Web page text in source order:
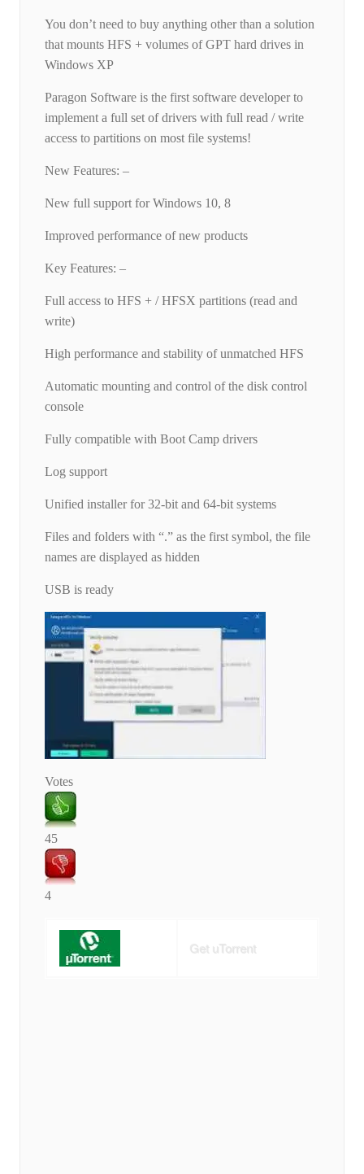
You don’t need to buy anything other than a solution
that mounts HFS + volumes of GPT hard drives in
Windows XP
Paragon Software is the first software developer to
implement a full set of drivers with full read / write
access to partitions on most file systems!
New Features: –
New full support for Windows 10, 8
Improved performance of new products
Key Features: –
Full access to HFS + / HFSX partitions (read and
write)
High performance and stability of unmatched HFS
Automatic mounting and control of the disk control
console
Fully compatible with Boot Camp drivers
Log support
Unified installer for 32-bit and 64-bit systems
Files and folders with “.” as the first symbol, the file
names are displayed as hidden
USB is ready
Votes
45
4
Get uTorrent